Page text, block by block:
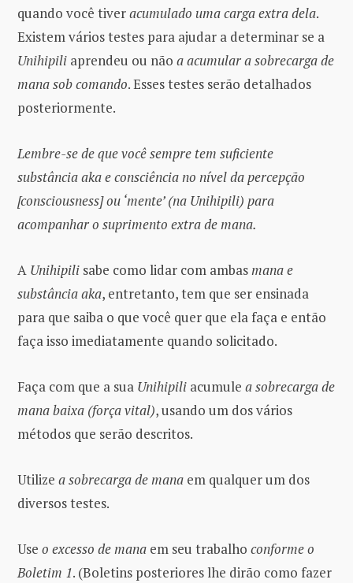
quando você tiveracumulado uma carga extra dela.
Existem vários testes para ajudar a determinar se a
Unihipili aprendeu ou não a acumular a sobrecarga de
mana sob comando. Esses testes serão detalhados
posteriormente.
Lembre-se de que você sempre tem suficiente
substância aka e consciência no nível da percepção
[consciousness] ou ‘mente’ (na Unihipili) para
acompanhar o suprimento extra de mana.
A Unihipili sabe como lidar com ambasmana e
substância aka, entretanto, tem que ser ensinada
para que saiba o que você quer que ela faça e então
faça isso imediatamente quando solicitado.
Faça com que a sua Unihipili acumule a sobrecarga de
mana baixa (força vital), usando um dos vários
métodos que serão descritos.
Utilize a sobrecarga de mana em qualquer um dos
diversos testes.
Use o excesso de mana em seu trabalho conforme o
Boletim 1. (Boletins posteriores lhe dirão como fazer